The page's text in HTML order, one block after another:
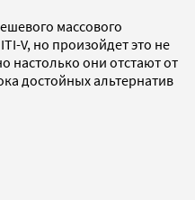
массового
V, но произойдет это не
настолько они отстают от
достойных альтернатив